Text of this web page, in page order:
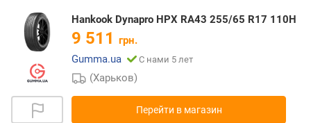
Hankook Dynapro HPX RA43 255/65 R17 110H
9 511 грн.
Gumma.ua
С нами 5 лет
(Харьков)
Перейти в магазин